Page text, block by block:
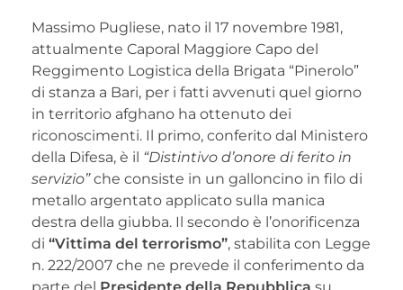
Massimo Pugliese, nato il 17 novembre 1981,
attualmente Caporal Maggiore Capo del
Reggimento Logistica della Brigata “Pinerolo”
di stanza a Bari, per i fatti avvenuti quel giorno
in territorio afghano ha ottenuto dei
riconoscimenti. Il primo, conferito dal Ministero
della Difesa, è il “Distintivo d’onore di ferito in
servizio”che consiste in un galloncino in filo di
metallo argentato applicato sulla manica
destra della giubba. Il secondo è l’onorificenza
di “Vittima del terrorismo”, stabilita con Legge
n. 222/2007 che ne prevede il conferimento da